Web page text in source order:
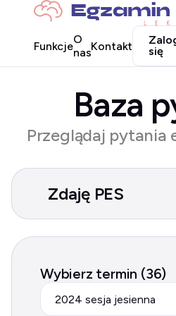
FunkcjeO
nasKontakt
się
Baza
Przeglądaj pytania
Zdaję PES
Wybierz termin (36)
2024 sesja jesienna